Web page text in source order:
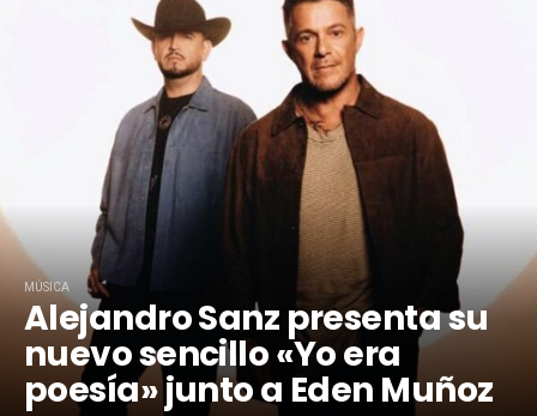
MÚSICA
Alejandro Sanz presenta su
nuevo sencillo «Yo era
poesía» junto a Eden Muñoz